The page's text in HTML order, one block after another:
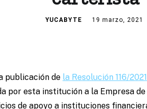
YUCABYTE 19 marzo, 2021
publicación de la Resolución 116/
por esta institución a la Empresa
de apoyo a instituciones